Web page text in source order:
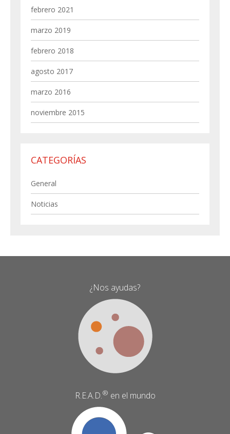
febrero 2021
marzo 2019
febrero 2018
agosto 2017
marzo 2016
noviembre 2015
CATEGORÍAS
General
Noticias
¿Nos ayudas?
R.E.A.D.® en el mundo